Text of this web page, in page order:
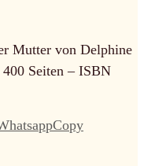
Mutter von Delphine
Seiten – ISBN
Copy